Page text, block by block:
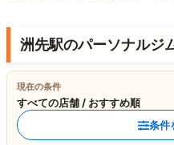
洲先駅のパーソナルジ
現在の条件
すべての店舗 / おすすめ順
条件